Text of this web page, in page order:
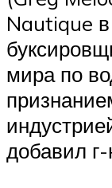
Nautique в
мира по
добавил